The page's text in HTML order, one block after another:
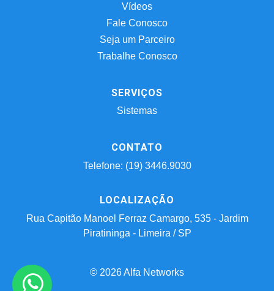
Vídeos
Fale Conosco
Seja um Parceiro
Trabalhe Conosco
SERVIÇOS
Sistemas
CONTATO
Telefone: (19) 3446.9030
LOCALIZAÇÃO
Rua Capitão Manoel Ferraz Camargo, 535 - Jardim
Piratininga - Limeira / SP
© 2026 Alfa Networks